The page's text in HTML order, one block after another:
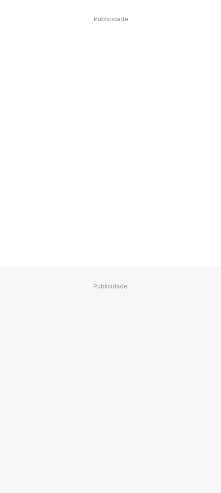
Publicidade
Publicidade